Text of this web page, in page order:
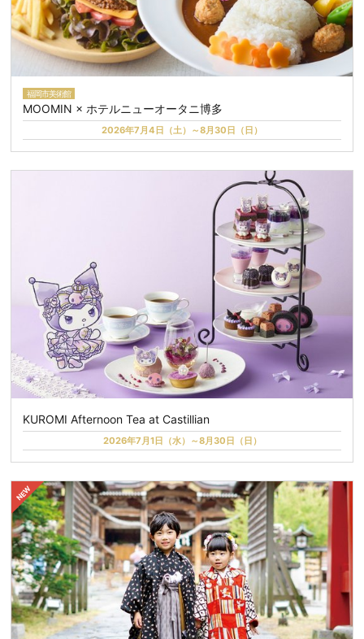
福岡市美術館
MOOMIN × ホテルニューオータニ博多
2026年7月4日（土）～8月30日（日）
KUROMI Afternoon Tea at Castillian
2026年7月1日（水）～8月30日（日）